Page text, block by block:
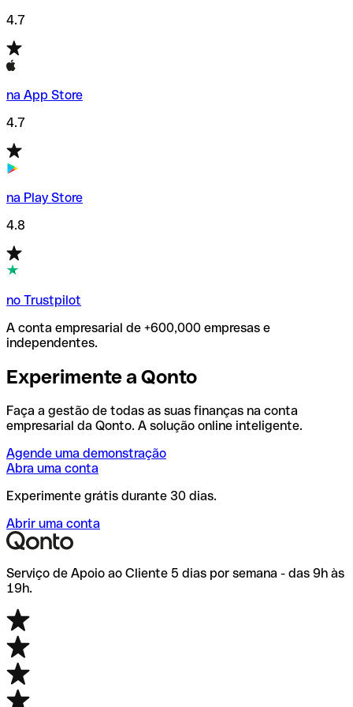
4.7
na App Store
4.7
na Play Store
4.8
no Trustpilot
A conta empresarial de +600,000 empresas e
independentes.
Experimente a Qonto
Faça a gestão de todas as suas finanças na conta
empresarial da Qonto. A solução online inteligente.
Agende uma demonstração
Abra uma conta
Experimente grátis durante 30 dias.
Abrir uma conta
Serviço de Apoio ao Cliente 5 dias por semana - das 9h às
19h.